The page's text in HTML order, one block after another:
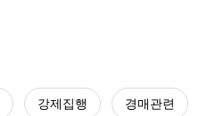
강제집행 경매관련